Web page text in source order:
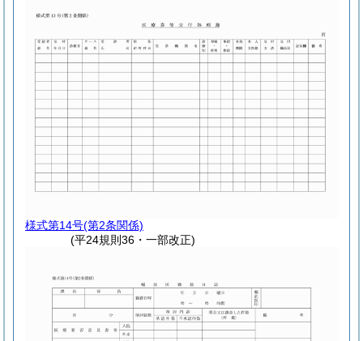
様式第14号(第2条関係)
(平24規則36・一部改正)